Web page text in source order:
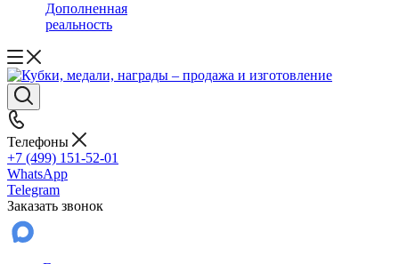
Дополненная
реальность
Телефоны
+7 (499) 151-52-01
WhatsApp
Telegram
Заказать звонок